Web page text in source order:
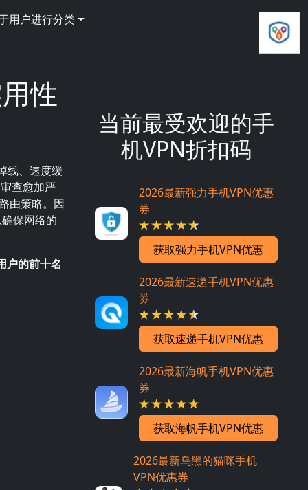
用户进行分类
性
线、速度缓
查愈加严
由策略。因
保网络的
户的前十名
当前最受欢迎的手
机VPN折扣码
2026最新强力手机VPN优惠
券
获取强力手机VPN优惠
2026最新速递手机VPN优惠
券
获取速递手机VPN优惠
2026最新海帆手机VPN优惠
券
获取海帆手机VPN优惠
2026最新乌黑的猫咪手机
VPN优惠券